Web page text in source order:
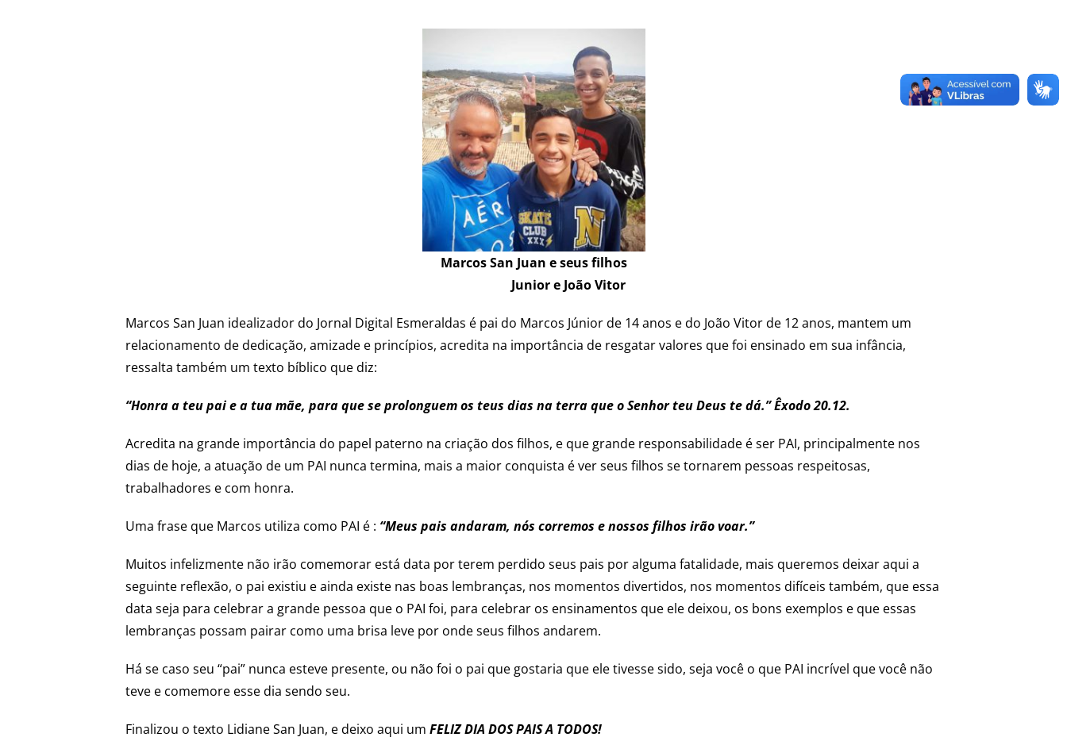
Marcos San Juan e seus filhos
Junior e João Vitor
Marcos San Juan idealizador do Jornal Digital Esmeraldas é pai do Marcos Júnior de 14 anos e do João Vitor de 12 anos, mantem um
relacionamento de dedicação, amizade e princípios, acredita na importância de resgatar valores que foi ensinado em sua infância,
ressalta também um texto bíblico que diz:
“Honra a teu pai e a tua mãe, para que se prolonguem os teus dias na terra que o Senhor teu Deus te dá.”Êxodo 20.12.
Acredita na grande importância do papel paterno na criação dos filhos, e que grande responsabilidade é ser PAI, principalmente nos
dias de hoje, a atuação de um PAI nunca termina, mais a maior conquista é ver seus filhos se tornarem pessoas respeitosas,
trabalhadores e com honra.
Uma frase que Marcos utiliza como PAI é : “Meus pais andaram, nós corremos e nossos filhos irão voar.”
Muitos infelizmente não irão comemorar está data por terem perdido seus pais por alguma fatalidade, mais queremos deixar aqui a
seguinte reflexão, o pai existiu e ainda existe nas boas lembranças, nos momentos divertidos, nos momentos difíceis também, que essa
data seja para celebrar a grande pessoa que o PAI foi, para celebrar os ensinamentos que ele deixou, os bons exemplos e que essas
lembranças possam pairar como uma brisa leve por onde seus filhos andarem.
Há se caso seu “pai” nunca esteve presente, ou não foi o pai que gostaria que ele tivesse sido, seja você o que PAI incrível que você não
teve e comemore esse dia sendo seu.
Finalizou o texto Lidiane San Juan, e deixo aqui umFELIZ DIA DOS PAIS A TODOS!